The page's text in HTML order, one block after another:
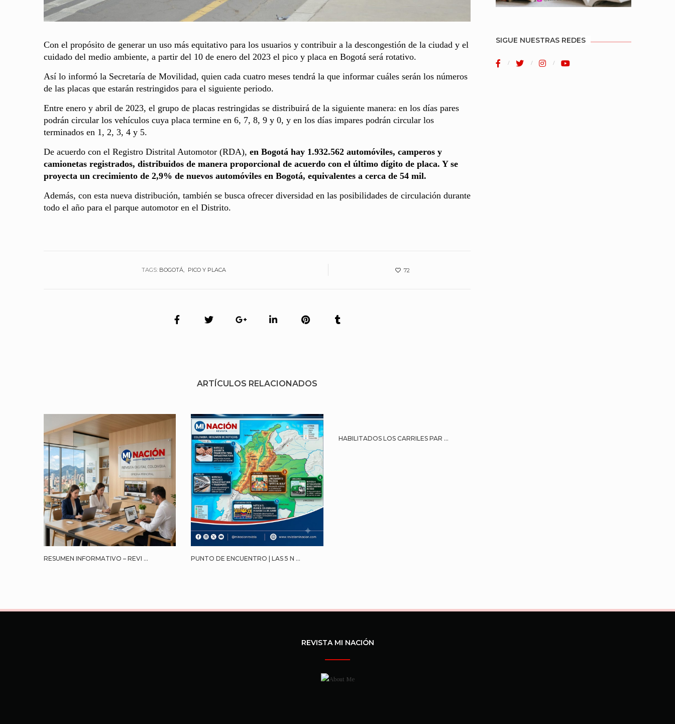
Con el propósito de generar un uso más equitativo para los usuarios y contribuir a la descongestión de la ciudad y el
cuidado del medio ambiente, a partir del 10 de enero del 2023 el pico y placa en Bogotá será rotativo.
Así lo informó la Secretaría de Movilidad, quien cada cuatro meses tendrá la que informar cuáles serán los números
de las placas que estarán restringidos para el siguiente periodo.
Entre enero y abril de 2023, el grupo de placas restringidas se distribuirá de la siguiente manera: en los días pares
podrán circular los vehículos cuya placa termine en 6, 7, 8, 9 y 0, y en los días impares podrán circular los
terminados en 1, 2, 3, 4 y 5.
De acuerdo con el Registro Distrital Automotor (RDA), en Bogotá hay 1.932.562 automóviles, camperos y
camionetas registrados, distribuidos de manera proporcional de acuerdo con el último dígito de placa. Y se
proyecta un crecimiento de 2,9% de nuevos automóviles en Bogotá, equivalentes a cerca de 54 mil.
Además, con esta nueva distribución, también se busca ofrecer diversidad en las posibilidades de circulación durante
todo el año para el parque automotor en el Distrito.
TAGS: BOGOTÁ PICO Y PLACA 72
ARTÍCULOS RELACIONADOS
RESUMEN INFORMATIVO – REVI ... PUNTO DE ENCUENTRO | LAS 5 N ...
HABILITADOS LOS CARRILES PAR ...
SIGUE NUESTRAS REDES
REVISTA MI NACIÓN